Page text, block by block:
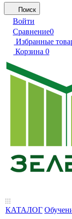
Поиск
Войти
Сравнение0
Избранные
Корзина 0
КАТАЛОГ